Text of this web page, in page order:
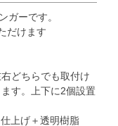
ガーです。
だけます
どちらでも取付け
す。上下に2個設置
上げ＋透明樹脂